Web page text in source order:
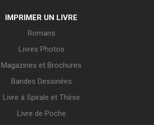
IMPRIMER UN LIVRE
Romans
Livres Photos
Magazines et Brochures
Bandes Dessinées
Livre à Spirale et Thèse
Livre de Poche